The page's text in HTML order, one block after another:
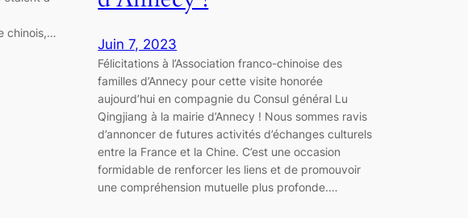
chinois,…
Juin 7, 2023
Félicitations à l’Association franco-chinoise des
familles d’Annecy pour cette visite honorée
aujourd’hui en compagnie du Consul général Lu
Qingjiang à la mairie d’Annecy ! Nous sommes ravis
d’annoncer de futures activités d’échanges culturels
entre la France et la Chine. C’est une occasion
formidable de renforcer les liens et de promouvoir
une compréhension mutuelle plus profonde.…